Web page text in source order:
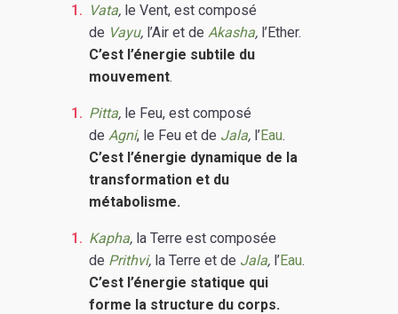
Vata, le Vent, est composé
de Vayu, l’Air et de Akasha, l’Ether.
C’est l’énergie subtile du
mouvement.
Pitta, le Feu, est composé
de Agni, le Feu et de Jala, l’Eau.
C’est l’énergie dynamique de la
transformation et du
métabolisme.
Kapha, la Terre est composée
de Prithvi, la Terre et de Jala, l’Eau.
C’est l’énergie statique qui
forme la structure du corps.